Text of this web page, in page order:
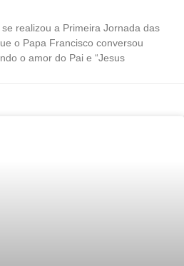
realizou a Primeira Jornada das
o Papa Francisco conversou
o amor do Pai e “Jesus